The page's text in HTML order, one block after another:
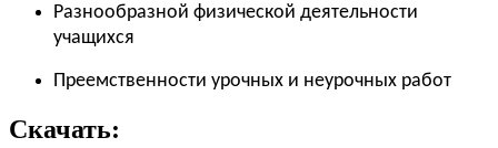
Разнообразной физической деятельности
учащихся
Преемственности урочных и неурочных работ
Скачать: